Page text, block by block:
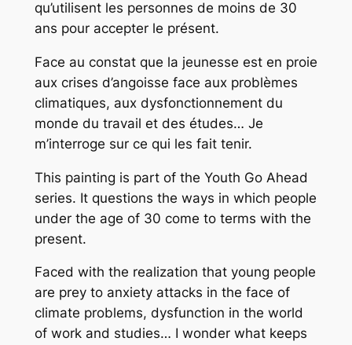
qu’utilisent les personnes de moins de 30
ans pour accepter le présent.
Face au constat que la jeunesse est en proie
aux crises d’angoisse face aux problèmes
climatiques, aux dysfonctionnement du
monde du travail et des études… Je
m’interroge sur ce qui les fait tenir.
This painting is part of the Youth Go Ahead
series. It questions the ways in which people
under the age of 30 come to terms with the
present.
Faced with the realization that young people
are prey to anxiety attacks in the face of
climate problems, dysfunction in the world
of work and studies… I wonder what keeps